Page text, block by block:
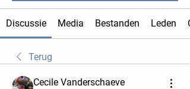
Discussie Media Bestanden Leden
Terug
Cecile Vanderschaeve